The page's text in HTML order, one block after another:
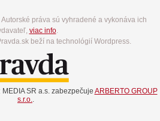
práva sú vyhradené a vykonáva ich
viac info.
beží na technológií Wordpress.
SR a.s. zabezpečuje ARBERTO GROUP
s.r.o..